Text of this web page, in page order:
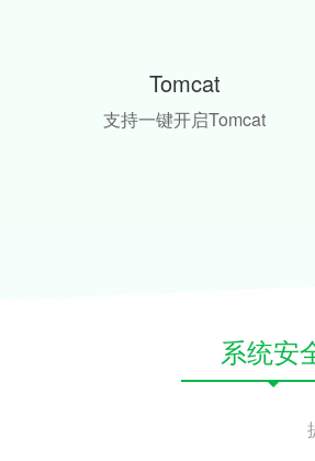
Tomcat
支持一键开启Tomcat
系统安